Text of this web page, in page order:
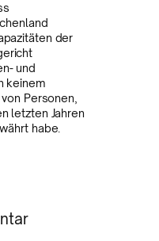
der
und
keinem
Personen,
letzten Jahren
habe.